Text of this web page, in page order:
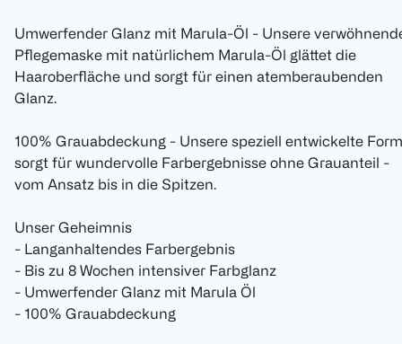
Umwerfender Glanz mit Marula-Öl - Unsere
Pflegemaske mit natürlichem Marula-Öl glättet die
Haaroberfläche und sorgt für einen atemberaubenden
Glanz.
100% Grauabdeckung - Unsere speziell entwickelte
sorgt für wundervolle Farbergebnisse ohne Grauanteil -
vom Ansatz bis in die Spitzen.
Unser Geheimnis
- Langanhaltendes Farbergebnis
- Bis zu 8 Wochen intensiver Farbglanz
- Umwerfender Glanz mit Marula Öl
- 100% Grauabdeckung